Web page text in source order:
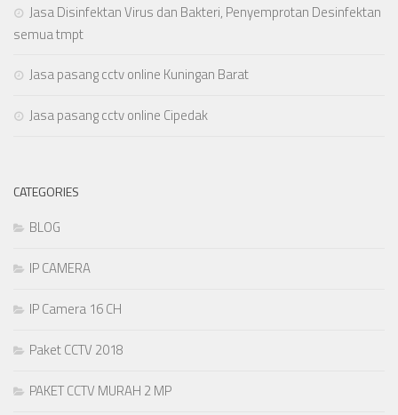
Jasa Disinfektan Virus dan Bakteri, Penyemprotan Desinfektan
semua tmpt
Jasa pasang cctv online Kuningan Barat
Jasa pasang cctv online Cipedak
CATEGORIES
BLOG
IP CAMERA
IP Camera 16 CH
Paket CCTV 2018
PAKET CCTV MURAH 2 MP